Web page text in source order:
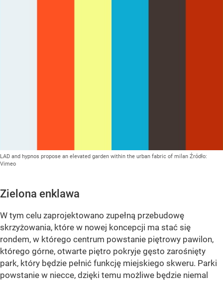
LAD and hypnos propose an elevated garden within the urban fabric of milan Źródło:
Vimeo
Zielona enklawa
W tym celu zaprojektowano zupełną przebudowę
skrzyżowania, które w nowej koncepcji ma stać się
rondem, w którego centrum powstanie piętrowy pawilon,
którego górne, otwarte piętro pokryje gęsto zarośnięty
park, który będzie pełnić funkcję miejskiego skweru. Parki
powstanie w niecce, dzięki temu możliwe będzie niemal